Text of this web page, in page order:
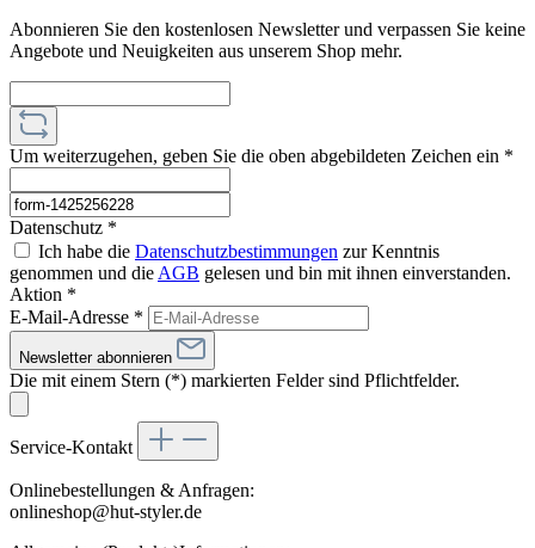
Abonnieren Sie den kostenlosen Newsletter und verpassen Sie keine
Angebote und Neuigkeiten aus unserem Shop mehr.
Um weiterzugehen, geben Sie die oben abgebildeten Zeichen ein *
Datenschutz *
Ich habe die Datenschutzbestimmungen zur Kenntnis
genommen und die AGB gelesen und bin mit ihnen einverstanden.
Aktion *
E-Mail-Adresse *
Newsletter abonnieren
Die mit einem Stern (*) markierten Felder sind Pflichtfelder.
Service-Kontakt
Onlinebestellungen & Anfragen:
onlineshop@hut-styler.de